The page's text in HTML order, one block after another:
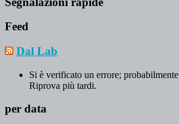
Feed
Dal Lab
Si è verificato un errore;
Riprova più tardi.
per data